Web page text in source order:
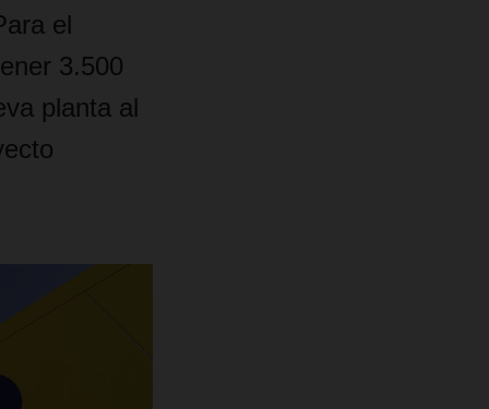
el
3.500
planta al